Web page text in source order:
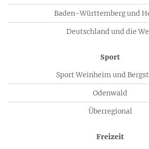
Baden-Württemberg und
Deutschland und die
Sport
Sport Weinheim und
Odenwald
Überregional
Freizeit